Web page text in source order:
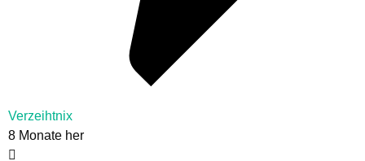
Verzeihtnix
8 Monate her